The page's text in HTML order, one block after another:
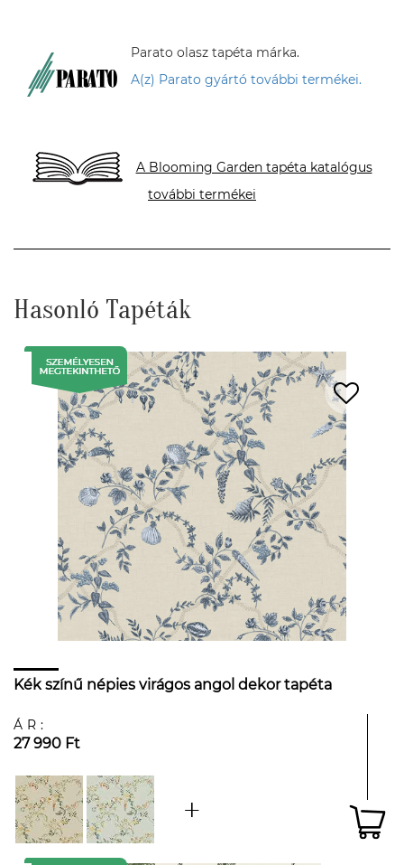
Parato olasz tapéta márka.
A(z) Parato gyártó további termékei.
A Blooming Garden tapéta katalógus
további termékei
Hasonló Tapéták
Kék színű népies virágos angol dekor tapéta
ÁR:
27 990 Ft